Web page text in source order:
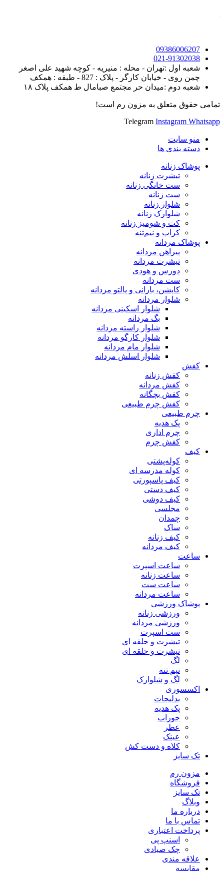
09386006207
021-91302038
شعبه اول :تهران - محله : منیریه - کوچه شهید علی اصغر
چمن روی - خیابان کارگر - پلاک : 827 - طبقه : همکف
شعبه دوم :میدان حر مجتمع صبامال ط همکف پلاک ۱۸
تمامی حقوق متعلق به مزون رم است!
Telegram Instagram Whatsapp
منو سایت
دسته بندی ها
پوشاک زنانه
تیشرت زنانه
ست خانگی زنانه
ست زنانه
شلوار زنانه
شلوارک زنانه
کت و شومیز زنانه
کراپ و نیم‌تنه
پوشاک مردانه
پیراهن مردانه
تیشرت مردانه
دورس و هودی
ست مردانه
کاپشن، بارانی و پالتو مردانه
شلوار مردانه
شلوار اسکینی مردانه
بگ مردانه
شلوار راسته مردانه
شلوار کارگو مردانه
شلوار مام مردانه
شلوار اسلش مردانه
کفش
کفش زنانه
کفش مردانه
کفش بچگانه
کفش چرم طبیعی
چرم طبیعی
پک هدیه
چرم اداری
کفش چرم
کیف
کوله‌پشتی
کوله مدرسه ای
کیف پاسپورتی
کیف دستی
کیف دوشی
مجلسی
چمدان
ساک
کیف زنانه
کیف مردانه
ساعت
ساعت اسپرت
ساعت زنانه
ساعت ست
ساعت مردانه
پوشاک ورزشی
ورزشی زنانه
ورزشی مردانه
ست اسپرت
تیشرت و حلقه ای
تیشرت و حلقه ای
لگ
نیم تنه
لگ و شلوارک
اکسسوری
بدلیجات
پک هدیه
جوراب
عطر
عینک
کلاه و دست کش
تک سایز
مزون رم
فروشگاه
تک سایز
وبلاگ
درباره ما
تماس با ما
پرداخت اعتباری
اسنپ پی
چک صیادی
علاقه مندی
مقايسه